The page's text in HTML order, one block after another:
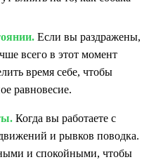
Если вы раздражены,
всего в этот момент
время себе, чтобы
равновесие.
Когда вы работаете с
и рывков поводка.
и спокойными, чтобы